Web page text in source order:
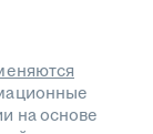
на основе